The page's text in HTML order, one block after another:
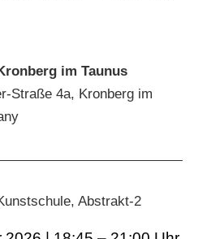
im Taunus
Straße 4a, Kronberg im